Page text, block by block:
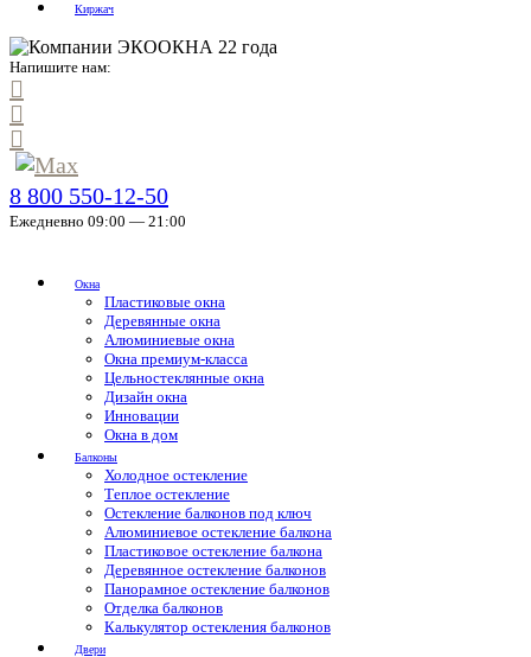
Киржач
Напишите нам:
8 800 550-12-50
Ежедневно 09:00 — 21:00
Окна
Пластиковые окна
Деревянные окна
Алюминиевые окна
Окна премиум-класса
Цельностеклянные окна
Дизайн окна
Инновации
Окна в дом
Балконы
Холодное остекление
Теплое остекление
Остекление балконов под ключ
Алюминиевое остекление балкона
Пластиковое остекление балкона
Деревянное остекление балконов
Панорамное остекление балконов
Отделка балконов
Калькулятор остекления балконов
Двери